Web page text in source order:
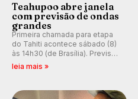
Teahupoo abre janela
com previsão de ondas
grandes
Primeira chamada para etapa
do Tahiti acontece sábado (8)
às 14h30 (de Brasília). Previsão
indica swell consistente.
Kelly Slater convidado.
leia mais »